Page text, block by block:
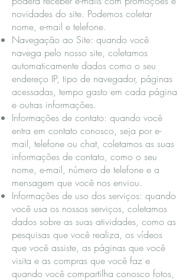
novidades do site. Podemos coletar
nome, e-mail e telefone.
Navegação ao Site: quando você
navega pelo nosso site, coletamos
automaticamente dados como o seu
endereço IP, tipo de navegador, páginas
acessadas, tempo gasto em cada página
e outras informações.
Informações de contato: quando você
entra em contato conosco, seja por e-
mail, telefone ou chat, coletamos as suas
informações de contato, como o seu
nome, e-mail, número de telefone e a
mensagem que você nos enviou.
Informações de uso dos serviços: quando
você usa os nossos serviços, coletamos
dados sobre as suas atividades, como as
pesquisas que você realiza, os vídeos
que você assiste, as páginas que você
visita e as compras que você faz e
quando você compartilha conosco fotos,